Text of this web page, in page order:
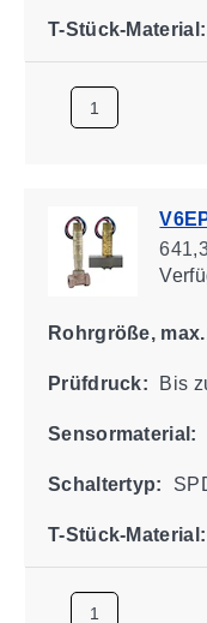
T-Stück-Material:
Rohrgröße,
Prüfdruck: Bis
Sensormaterial:
Schaltertyp:
T-Stück-Material: